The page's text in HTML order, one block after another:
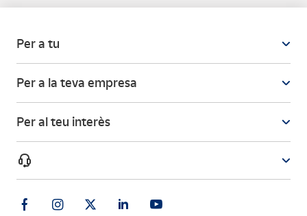
Per a tu
Per a la teva empresa
Per al teu interès